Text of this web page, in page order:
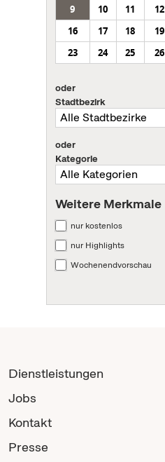
9
10 11 12
16
17 18 19
23
24 25 26
oder
Stadtbezirk
oder
Kategorie
Weitere Merkmale
nur kostenlos
nur Highlights
Wochenendvorschau
Dienstleistungen
Jobs
Kontakt
Presse